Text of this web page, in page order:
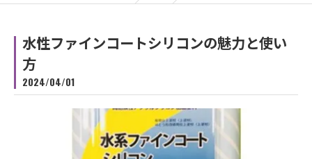
水性ファインコートシリコンの魅力と使い
方
2024/04/01